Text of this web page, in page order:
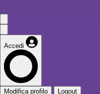
Accedi
Modifica profilo Logout